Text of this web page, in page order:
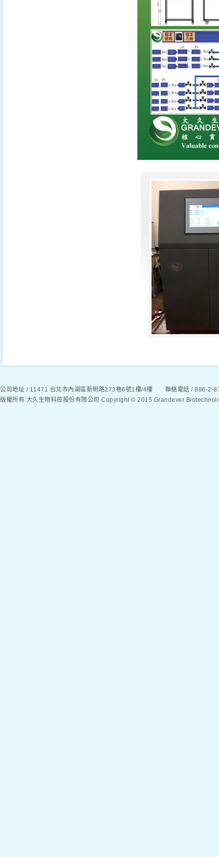
公司地址 / 11471 台北市內湖區新明路273巷6號1樓/4樓 聯絡電話 / 886-
版權所有 大久生物科技股份有限公司 Copyright © 2015 Grandever